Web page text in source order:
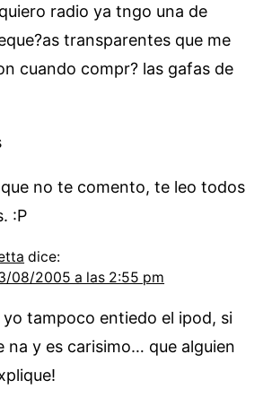
radio ya tngo una de
transparentes que me
cuando compr? las gafas de
no te comento, te leo todos
:P
dice:
08/2005 a las 2:55 pm
yo tampoco entiedo el ipod, si
na y es carisimo… que alguien